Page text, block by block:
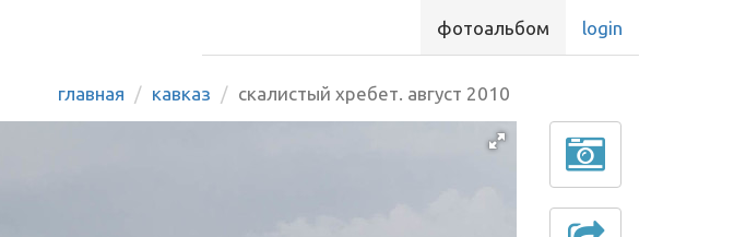
фотоальбом login
главная кавказ скалистый хребет. август 2010